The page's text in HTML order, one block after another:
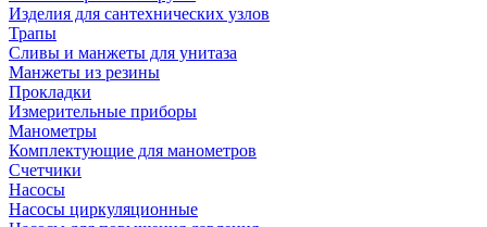
Изделия для сантехнических узлов
Трапы
Сливы и манжеты для унитаза
Манжеты из резины
Прокладки
Измерительные приборы
Манометры
Комплектующие для манометров
Счетчики
Насосы
Насосы циркуляционные